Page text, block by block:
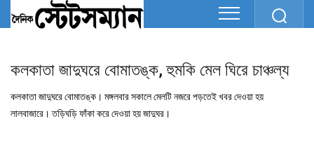
কলকাতা জাদুঘরে বোমাতঙ্ক, হুমকি মেল ঘিরে চাঞ্চল্য
কলকাতা জাদুঘরে বোমাতঙ্ক। মঙ্গলবার সকালে মেলটি নজরে পড়তেই খবর দেওয়া হয়
লালবাজারে। তড়িঘড়ি ফাঁকা করে দেওয়া হয় জাদুঘর।